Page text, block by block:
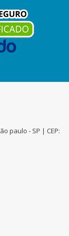
paulo - SP | CEP: